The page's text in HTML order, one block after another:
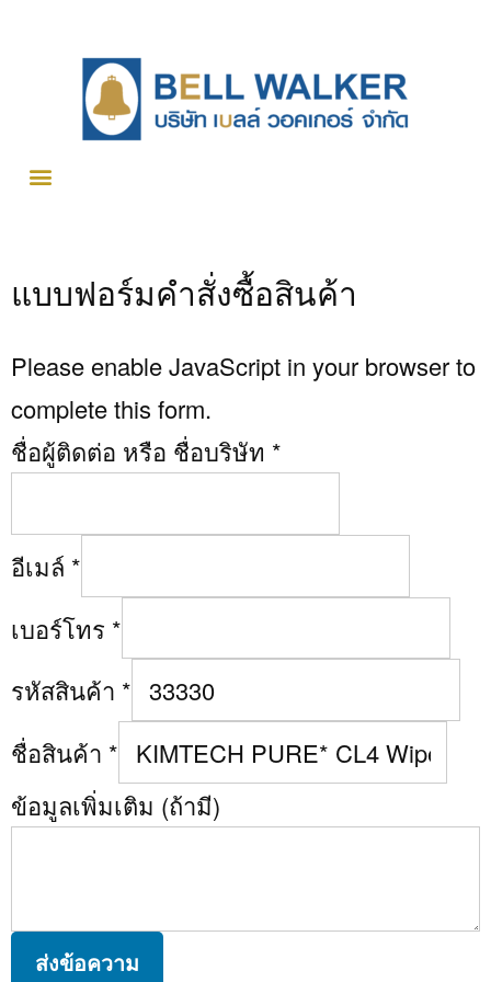
แบบฟอร์มคำสั่งซื้อสินค้า
Please enable JavaScript in your browser to
complete this form.
ชื่อผู้ติดต่อ หรือ ชื่อบริษัท *
อีเมล์ *
เบอร์โทร *
รหัสสินค้า *
ชื่อสินค้า *
ข้อมูลเพิ่มเติม (ถ้ามี)
ส่งข้อความ